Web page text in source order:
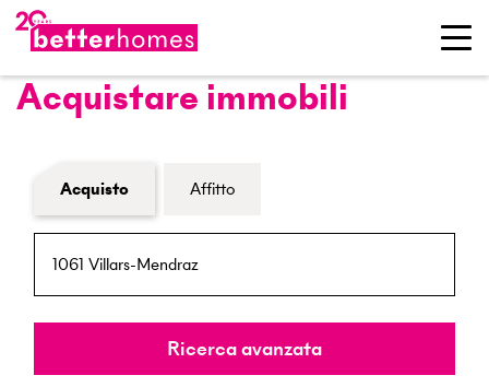
Acquistare immobili
Modulo di ricerca immobiliare
Acquisto Affitto
NPA / Località
Raggio
Ricerca avanzata